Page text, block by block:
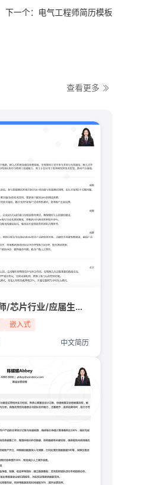
下一个：电气工程师简历模板
查看更多
AE应用工程师/芯片行业/应届生简历模板
嵌入式
中文简历